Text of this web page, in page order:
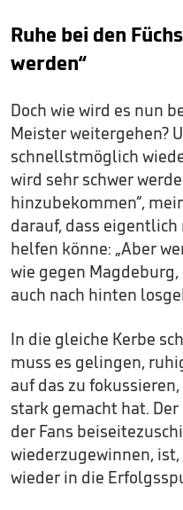
Ruhe bei den
werden“
Doch wie wird es nun
Meister weitergehen?
schnellstmöglich
wird sehr schwer
hinzubekommen“,
darauf, dass
helfen könne: „Aber
wie gegen
auch nach hinten
In die gleiche Kerbe
muss es gelingen,
auf das zu
stark gemacht hat.
der Fans
wiederzugewinnen,
wieder in die